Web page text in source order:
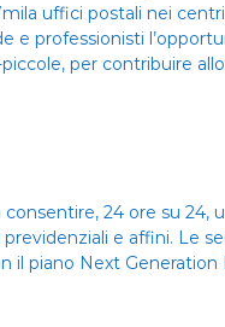
uffici postali nei
e professionisti
per contribuire
24 ore su 24,
e affini. Le
piano Next Generation